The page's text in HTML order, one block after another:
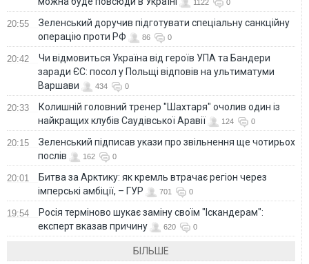
1122 0
20:55
Зеленський доручив підготувати спеціальну санкційну
операцію проти РФ
86 0
20:42
Чи відмовиться Україна від героїв УПА та Бандери
заради ЄС: посол у Польщі відповів на ультиматуми
Варшави
434 0
20:33
Колишній головний тренер "Шахтаря" очолив один із
найкращих клубів Саудівської Аравії
124 0
20:15
Зеленський підписав укази про звільнення ще чотирьох
послів
162 0
20:01
Битва за Арктику: як кремль втрачає регіон через
імперські амбіції, – ГУР
701 0
19:54
Росія терміново шукає заміну своїм "Іскандерам":
експерт вказав причину
620 0
БІЛЬШЕ